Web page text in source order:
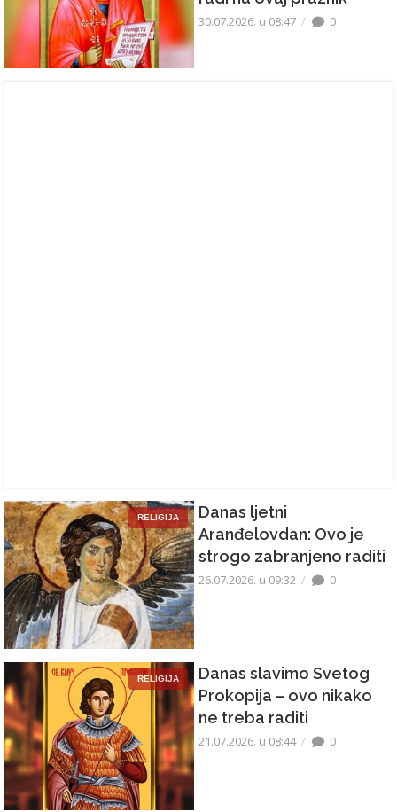
30.07.2026. u 08:47 0
RELIGIJA
Danas ljetni
Aranđelovdan: Ovo je
strogo zabranjeno raditi
26.07.2026. u 09:32 0
RELIGIJA
Danas slavimo Svetog
Prokopija – ovo nikako
ne treba raditi
21.07.2026. u 08:44 0